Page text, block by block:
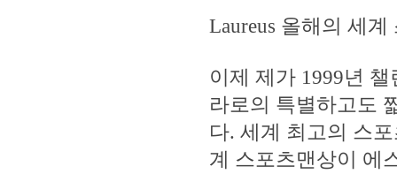
Laureus 올해의 세
이제 제가 1999년
라로의 특별하고도
다. 세계 최고의 스
계 스포츠맨상이 에